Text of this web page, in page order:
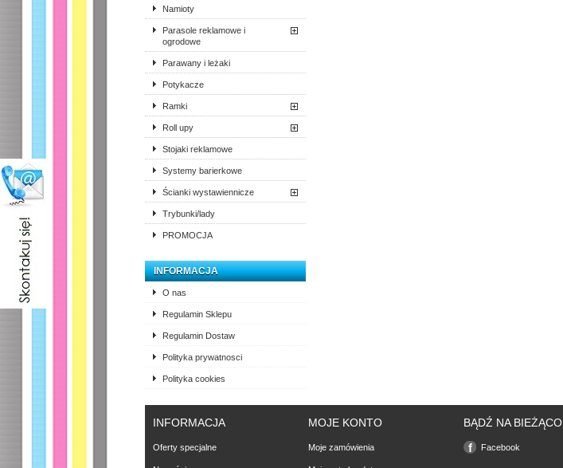
Namioty
Parasole reklamowe i
ogrodowe
Parawany i leżaki
Potykacze
Ramki
Roll upy
Stojaki reklamowe
Systemy barierkowe
Ścianki wystawiennicze
Trybunki/lady
PROMOCJA
INFORMACJA
O nas
Regulamin Sklepu
Regulamin Dostaw
Polityka prywatnosci
Polityka cookies
INFORMACJA
Oferty specjalne
MOJE KONTO
Moje zamówienia
BĄDŹ NA BIEŻĄCO
Facebook